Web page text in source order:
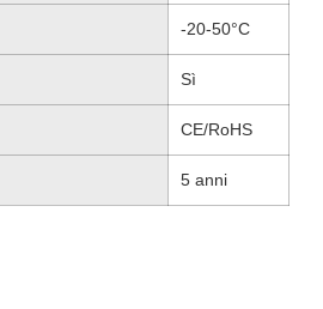
-20-50°C
Sì
CE/RoHS
5 anni